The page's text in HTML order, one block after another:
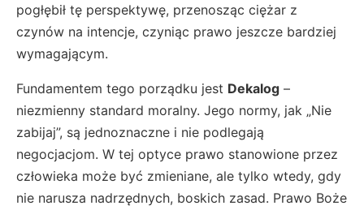
pogłębił tę perspektywę, przenosząc ciężar z
czynów na intencje, czyniąc prawo jeszcze bardziej
wymagającym.
Fundamentem tego porządku jest Dekalog –
niezmienny standard moralny. Jego normy, jak „Nie
zabijaj”, są jednoznaczne i nie podlegają
negocjacjom. W tej optyce prawo stanowione przez
człowieka może być zmieniane, ale tylko wtedy, gdy
nie narusza nadrzędnych, boskich zasad. Prawo Boże